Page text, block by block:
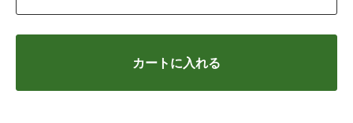
カートに入れる